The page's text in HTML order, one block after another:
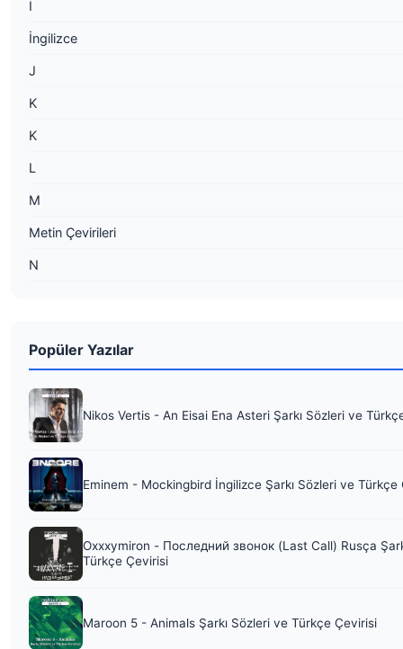
I
İngilizce
J
K
K
L
M
Metin Çevirileri
N
Popüler Yazılar
Nikos Vertis - An Eisai Ena Asteri Şarkı Sözleri ve
Eminem - Mockingbird İngilizce Şarkı Sözleri ve Türkçe
Oxxxymiron - Последний звонок (Last Call) Rusça
Türkçe Çevirisi
Maroon 5 - Animals Şarkı Sözleri ve Türkçe Çevirisi